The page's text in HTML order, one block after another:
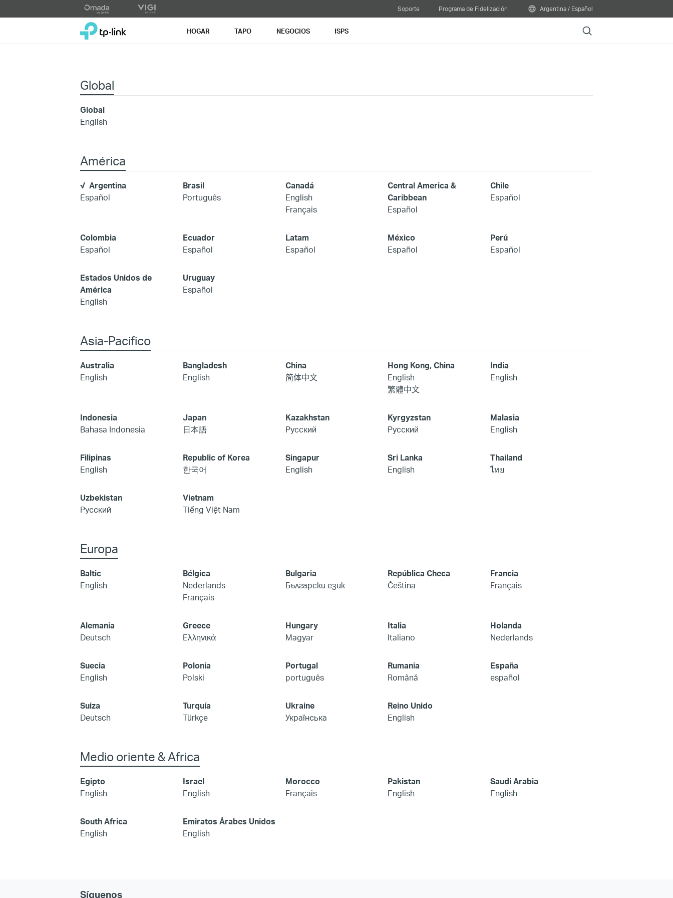
to
Soporte Programa de Fidelización Argentina / Español
TP-Link, Reliably Smart HOGAR TAPO NEGOCIOS ISPS Search
Global
Global
English
América
Argentina
Español
Brasil
Português
Canadá
English
Français
Central America &
Caribbean
Español
Chile
Español
Colombia
Español
Ecuador
Español
Latam
Español
México
Español
Perú
Español
Estados Unidos de
América
English
Uruguay
Español
Asia-Pacifico
Australia
English
Bangladesh
English
China
简体中文
Hong Kong, China
English
繁體中文
India
English
Indonesia
Bahasa Indonesia
Japan
日本語
Kazakhstan
Русский
Kyrgyzstan
Русский
Malasia
English
Filipinas
English
Republic of Korea
한국어
Singapur
English
Sri Lanka
English
Thailand
ไทย
Uzbekistan
Русский
Vietnam
Tiếng Việt Nam
Europa
Baltic
English
Bélgica
Nederlands
Français
Bulgaria
Български език
República Checa
Čeština
Francia
Français
Alemania
Deutsch
Greece
Ελληνικά
Hungary
Magyar
Italia
Italiano
Holanda
Nederlands
Suecia
English
Polonia
Polski
Portugal
português
Rumania
Română
España
español
Suiza
Deutsch
Turquía
Türkçe
Ukraine
Українська
Reino Unido
English
Medio oriente & Africa
Egipto
English
Israel
English
Morocco
Français
Pakistan
English
Saudi Arabia
English
South Africa
English
Emiratos Árabes Unidos
English
Síguenos